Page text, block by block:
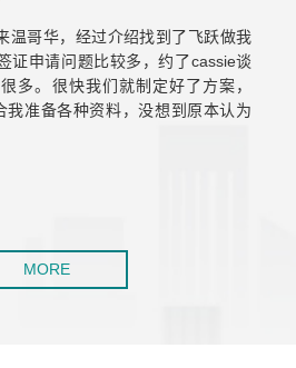
温哥华，经过介绍找到了飞跃做我
证申请问题比较多，约了cassie谈
多。很快我们就制定好了方案，
我准备各种资料，没想到原本认为
就获批了。后来积累了两年工作经
MORE